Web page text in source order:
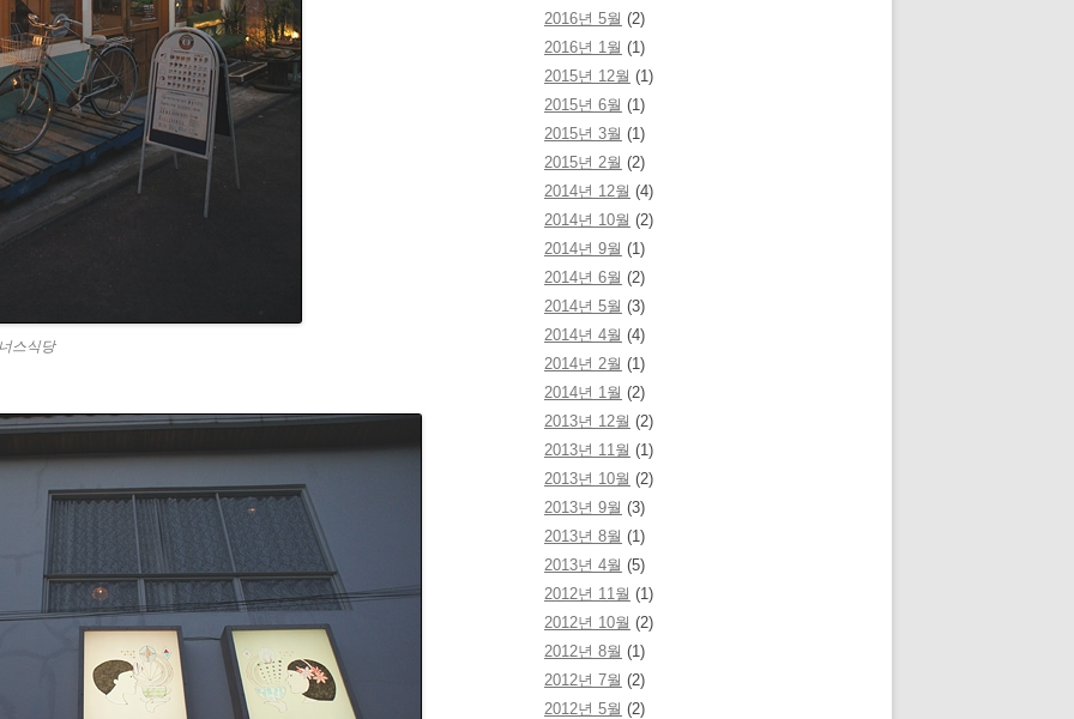
스식당
2016년 5월 (2)
2016년 1월 (1)
2015년 12월 (1)
2015년 6월 (1)
2015년 3월 (1)
2015년 2월 (2)
2014년 12월 (4)
2014년 10월 (2)
2014년 9월 (1)
2014년 6월 (2)
2014년 5월 (3)
2014년 4월 (4)
2014년 2월 (1)
2014년 1월 (2)
2013년 12월 (2)
2013년 11월 (1)
2013년 10월 (2)
2013년 9월 (3)
2013년 8월 (1)
2013년 4월 (5)
2012년 11월 (1)
2012년 10월 (2)
2012년 8월 (1)
2012년 7월 (2)
2012년 5월 (2)